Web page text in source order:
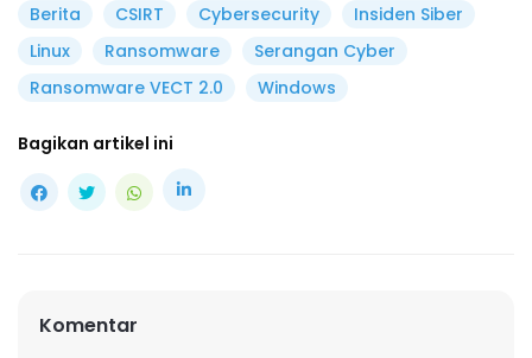
Berita
CSIRT Cybersecurity
Insiden Siber
Linux
Ransomware
Serangan Cyber
Ransomware VECT 2.0
Windows
Bagikan artikel ini
Komentar